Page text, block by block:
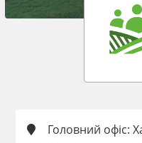
Головний офіс: